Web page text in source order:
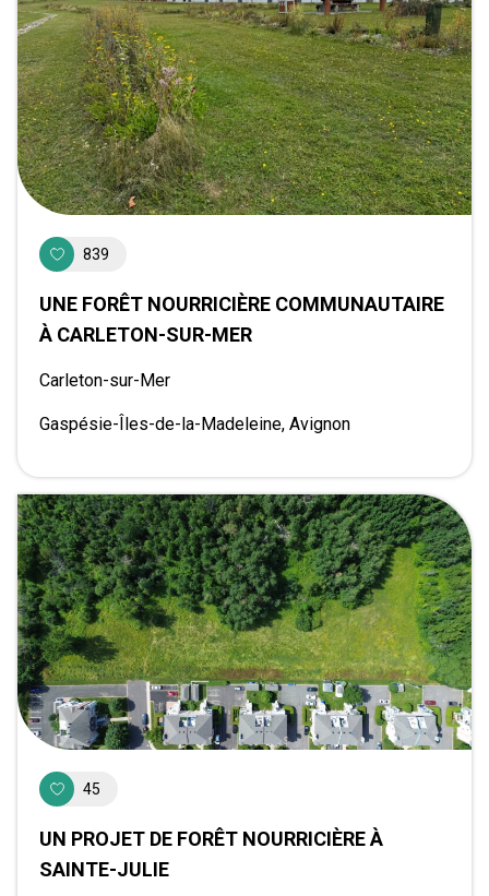
839
UNE FORÊT NOURRICIÈRE COMMUNAUTAIRE
À CARLETON-SUR-MER
Carleton-sur-Mer
Gaspésie-Îles-de-la-Madeleine, Avignon
45
UN PROJET DE FORÊT NOURRICIÈRE À
SAINTE-JULIE